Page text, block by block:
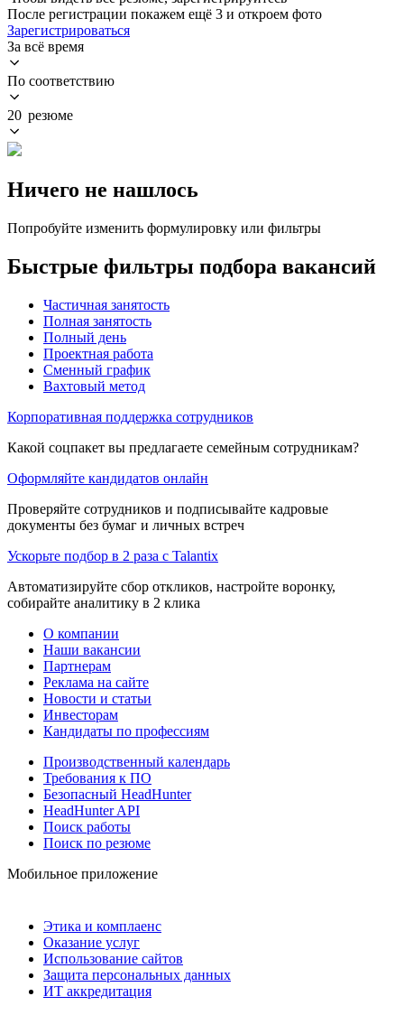
После регистрации покажем ещё 3 и откроем фото
Зарегистрироваться
За всё время
По соответствию
20 резюме
Ничего не нашлось
Попробуйте изменить формулировку или фильтры
Быстрые фильтры подбора вакансий
Частичная занятость
Полная занятость
Полный день
Проектная работа
Сменный график
Вахтовый метод
Корпоративная поддержка сотрудников
Какой соцпакет вы предлагаете семейным сотрудникам?
Оформляйте кандидатов онлайн
Проверяйте сотрудников и подписывайте кадровые
документы без бумаг и личных встреч
Ускорьте подбор в 2 раза с Talantix
Автоматизируйте сбор откликов, настройте воронку,
собирайте аналитику в 2 клика
О компании
Наши вакансии
Партнерам
Реклама на сайте
Новости и статьи
Инвесторам
Кандидаты по профессиям
Производственный календарь
Требования к ПО
Безопасный HeadHunter
HeadHunter API
Поиск работы
Поиск по резюме
Мобильное приложение
Этика и комплаенс
Оказание услуг
Использование сайтов
Защита персональных данных
ИТ аккредитация